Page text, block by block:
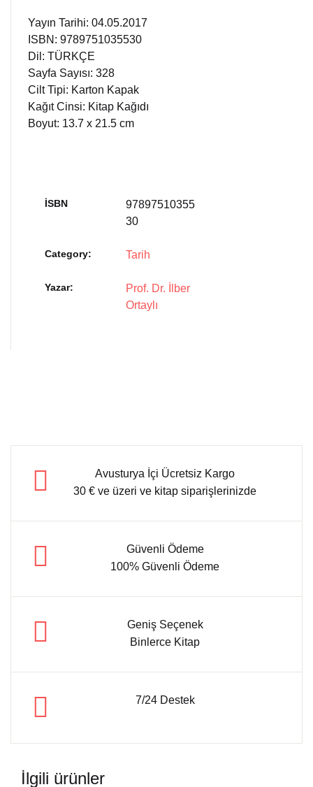
Yayın Tarihi: 04.05.2017
ISBN: 9789751035530
Dil: TÜRKÇE
Sayfa Sayısı: 328
Cilt Tipi: Karton Kapak
Kağıt Cinsi: Kitap Kağıdı
Boyut: 13.7 x 21.5 cm
İSBN
97897510355
30
Category: Tarih
Yazar
Prof. Dr. İlber
Ortaylı
Avusturya İçi Ücretsiz Kargo
30 € ve üzeri ve kitap siparişlerinizde
Güvenli Ödeme
100% Güvenli Ödeme
Geniş Seçenek
Binlerce Kitap
7/24 Destek
İlgili ürünler